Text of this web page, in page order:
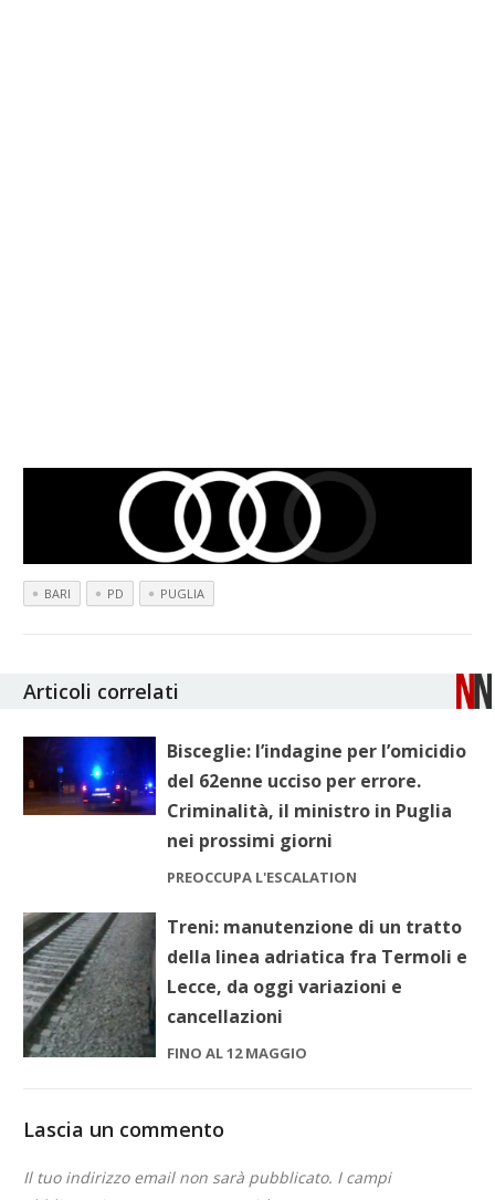
BARI PD PUGLIA
Articoli correlati
Bisceglie: l’indagine per l’omicidio
del 62enne ucciso per errore.
Criminalità, il ministro in Puglia
nei prossimi giorni
PREOCCUPA L'ESCALATION
Treni: manutenzione di un tratto
della linea adriatica fra Termoli e
Lecce, da oggi variazioni e
cancellazioni
FINO AL 12 MAGGIO
Lascia un commento
Il tuo indirizzo email non sarà pubblicato. I campi